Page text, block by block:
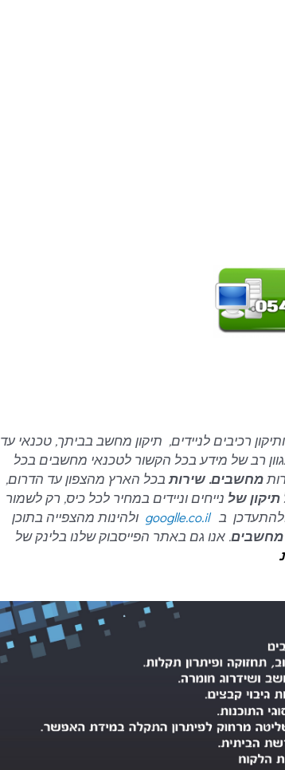
רכיבים לניידים, תיקון מחשב בביתך, טכנאי עד
רב של מידע בכל הקשור לטכנאי מחשבים בכל
מחשבים. שירות בכל הארץ מהצפון עד הדרום,
תיקון של נייחים וניידים במחיר לכל כיס, רק לשמור
ולהתעדכן בgooglle.co.il ולהינות מהצפייה בתוכן
מחשבים. אנו גם באתר הפייסבוק שלנו בלינק של